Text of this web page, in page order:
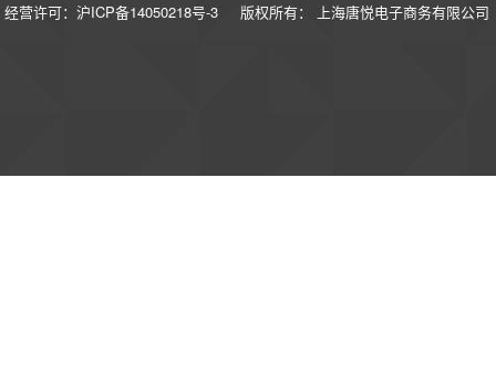
经营许可：沪ICP备14050218号-3 版权所有： 上海唐悦电子商务有限公司